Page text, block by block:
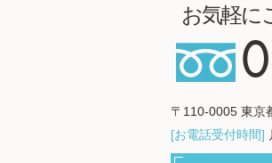
お気軽に
〒110-0005 東京
[お電話受付時間]